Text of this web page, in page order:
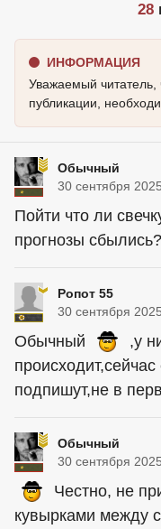
28
ИНФОРМАЦИЯ
Уважаемый читатель,
публикации,
Обычный
30 сентября
Пойти что ли
прогнозы сбылись?
Ропот 55
30 сентября
Обычный
,у
подпишут,не в
Обычный
30 сентября
Честно, не
кувырками между